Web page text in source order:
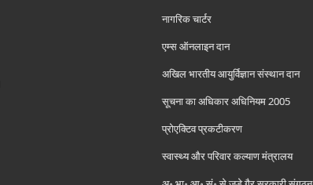
नागरिक चार्टर
एम्स ऑनलाइन दान
अखिल भारतीय आयुर्विज्ञान संस्थान दान
सूचना का अधिकार अधिनियम 2005
प्रोएक्टिव प्रकटीकरण
स्वास्थ्य और परिवार कल्याण मंत्रालय